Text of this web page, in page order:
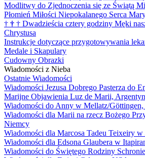
Modlitwy do Zjednoczenia się ze Świątą
Płomień Miłości Niepokalanego Serca
† † † Dwadzieścia cztery godziny Męki
Chrystusa
Instrukcje dotyczące przygotowywania
Medale i Skapulary
Cudowny Obrazki
Wiadomości z Nieba
Ostatnie Wiadomości
Wiadomości Jezusa Dobrego Pasterza do
Marijne Objawienia Luz de Marii,
Wiadomości do Anny w Mellatz/
Wiadomości dla Marii na rzecz Bożego
Niemcy
Wiadomości dla Marcosa Tadeu Teixeiry w
Wiadomości dla Edsona Glaubera w
Wiadomości do Świętego Rodziny